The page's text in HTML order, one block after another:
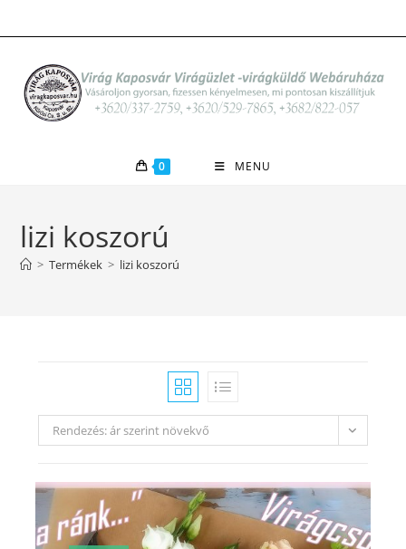
to
0 MENU
lizi koszorú
> Termékek > lizi koszorú
Rendezés: ár szerint növekvő